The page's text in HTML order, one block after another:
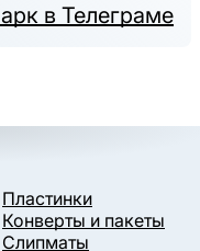
в Телеграме
Пластинки
Конверты и пакеты
Слипматы